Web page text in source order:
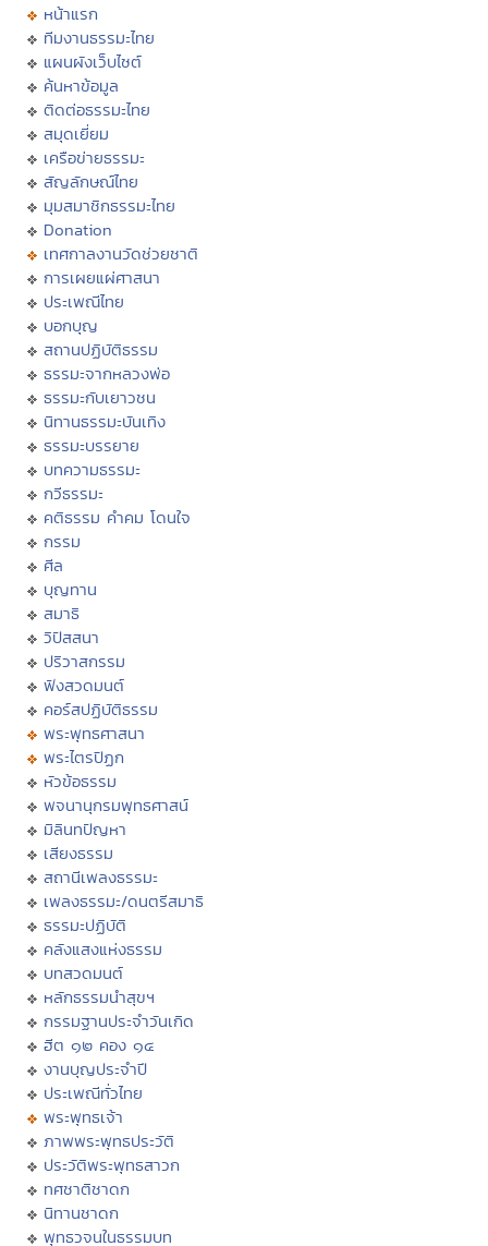
หน้าแรก
ทีมงานธรรมะไทย
แผนผังเว็บไซต์
ค้นหาข้อมูล
ติดต่อธรรมะไทย
สมุดเยี่ยม
เครือข่ายธรรมะ
สัญลักษณ์ไทย
มุมสมาชิกธรรมะไทย
Donation
เทศกาลงานวัดช่วยชาติ
การเผยแผ่ศาสนา
ประเพณีไทย
บอกบุญ
สถานปฏิบัติธรรม
ธรรมะจากหลวงพ่อ
ธรรมะกับเยาวชน
นิทานธรรมะบันเทิง
ธรรมะบรรยาย
บทความธรรมะ
กวีธรรมะ
คติธรรม คำคม โดนใจ
กรรม
ศีล
บุญทาน
สมาธิ
วิปัสสนา
ปริวาสกรรม
ฟังสวดมนต์
คอร์สปฏิบัติธรรม
พระพุทธศาสนา
พระไตรปิฏก
หัวข้อธรรม
พจนานุกรมพุทธศาสน์
มิลินทปัญหา
เสียงธรรม
สถานีเพลงธรรมะ
เพลงธรรมะ/ดนตรีสมาธิ
ธรรมะปฏิบัติ
คลังแสงแห่งธรรม
บทสวดมนต์
หลักธรรมนำสุขฯ
กรรมฐานประจำวันเกิด
ฮีต ๑๒ คอง ๑๔
งานบุญประจำปี
ประเพณีทั่วไทย
พระพุทธเจ้า
ภาพพระพุทธประวัติ
ประวัติพระพุทธสาวก
ทศชาติชาดก
นิทานชาดก
พุทธวจนในธรรมบท